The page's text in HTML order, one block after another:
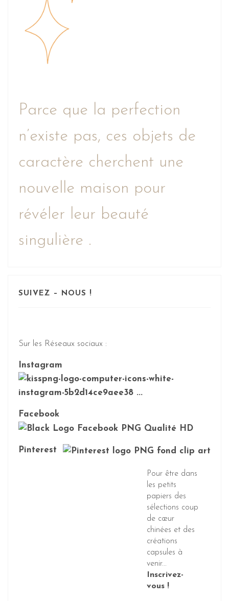
Parce que la perfection
n’existe pas, ces objets de
caractère cherchent une
nouvelle maison pour
révéler leur beauté
singulière .
SUIVEZ – NOUS !
Sur les Réseaux sociaux :
Instagram
Facebook
Pinterest
Pour être dans
les petits
papiers des
sélections coup
de cœur
chinées et des
créations
capsules à
venir...
Inscrivez-
vous !